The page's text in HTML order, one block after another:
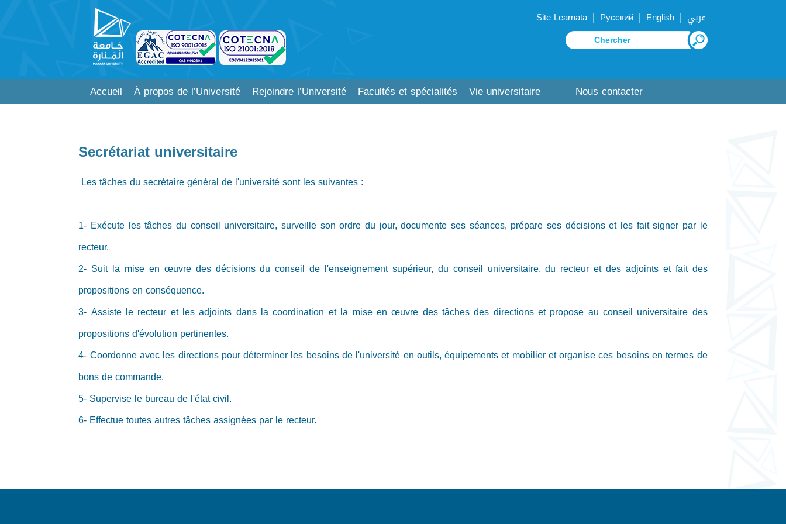
Site Learnata | Русский | English | عربي
Accueil À propos de l’Université Rejoindre l’Université Facultés et spécialités Vie universitaire Nous contacter
Secrétariat universitaire
Les tâches du secrétaire général de l'université sont les suivantes :
1- Exécute les tâches du conseil universitaire, surveille son ordre du jour, documente ses séances, prépare ses décisions et les fait signer par le
recteur.
2- Suit la mise en œuvre des décisions du conseil de l'enseignement supérieur, du conseil universitaire, du recteur et des adjoints et fait des
propositions en conséquence.
3- Assiste le recteur et les adjoints dans la coordination et la mise en œuvre des tâches des directions et propose au conseil universitaire des
propositions d'évolution pertinentes.
4- Coordonne avec les directions pour déterminer les besoins de l'université en outils, équipements et mobilier et organise ces besoins en termes de
bons de commande.
5- Supervise le bureau de l'état civil.
6- Effectue toutes autres tâches assignées par le recteur.